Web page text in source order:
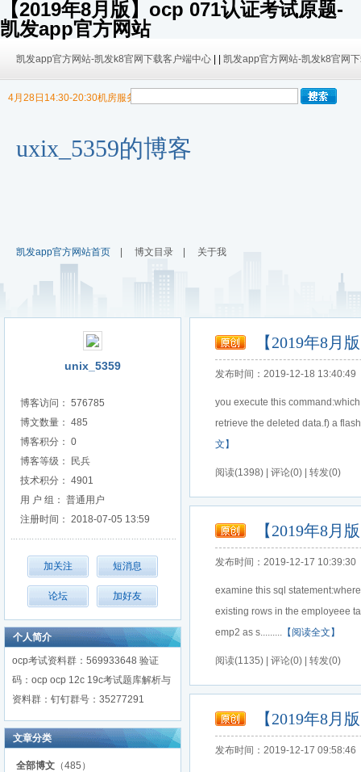
【2019年8月版】ocp 071认证考试原题-
凯发app官方网站
凯发app官方网站-凯发k8官网下载客户端中心 凯发app官方网站-凯发k8官网
uxix_5359的博客
4月28日14:30-20:30机房服务器迁移，暂停博客使用
9/30日 14:00 -10/4日 08:00暂时无法发布内容！
凯发app官方网站首页 博文目录 关于我
unix_5359
博客访问： 576785
博文数量： 485
博客积分： 0
博客等级： 民兵
技术积分： 4901
用 户 组： 普通用户
注册时间： 2018-07-05 13:59
个人简介
ocp考试资料群：569933648 验证
码：ocp ocp 12c 19c考试题库解析与
资料群：钉钉群号：35277291
文章分类
全部博文 （485）
【2019年8月
发布时间：2019-12-18 13:40:49
you execute this
retrieve the deleted data.f) a
文】
阅读(1398) | 评论(0) | 转发(0)
【2019年8月
发布时间：2019-12-17 10:39:30
examine this sql
existing rows in the employeee
emp2 as s.........【阅读全文】
阅读(1135) | 评论(0) | 转发(0)
【2019年8月
发布时间：2019-12-17 09:58:46